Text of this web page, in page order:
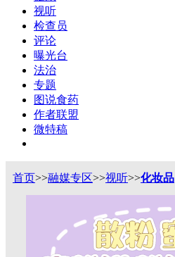
视听
检查员
评论
曝光台
法治
专题
图说食药
作者联盟
微特稿
首页>>融媒专区>>视听>>化妆品